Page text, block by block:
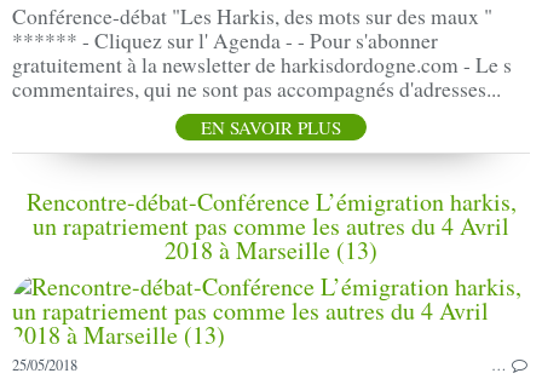
Conférence-débat "Les Harkis, des mots sur des maux "
****** - Cliquez sur l' Agenda - - Pour s'abonner
gratuitement à la newsletter de harkisdordogne.com - Le s
commentaires, qui ne sont pas accompagnés d'adresses...
EN SAVOIR PLUS
Rencontre-débat-Conférence L’émigration harkis,
un rapatriement pas comme les autres du 4 Avril
2018 à Marseille (13)
25/05/2018 …